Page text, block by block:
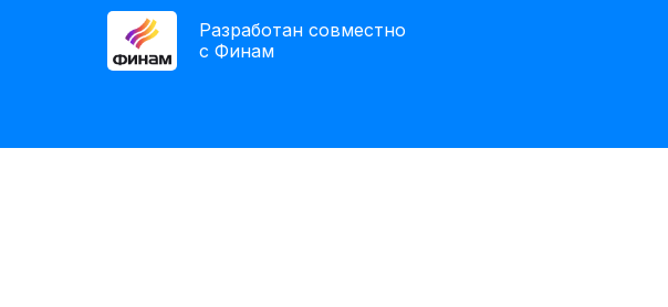
Разработан совместно
с Финам